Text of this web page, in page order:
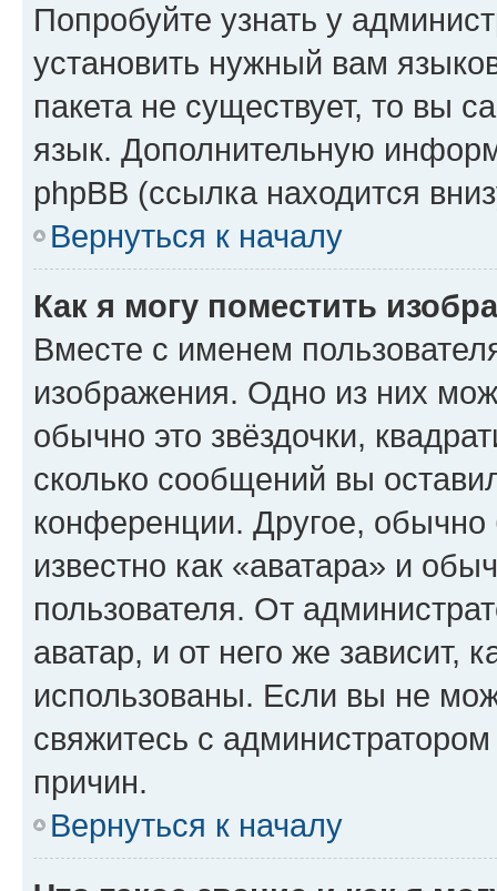
Попробуйте узнать у
установить нужный вам
пакета не существует, то вы
язык. Дополнительную
phpBB (ссылка находится
Вернуться к началу
Как я могу поместить
Вместе с именем
изображения. Одно из них
обычно это звёздочки,
сколько сообщений вы
конференции. Другое,
известно как «аватара» и
пользователя. От
аватар, и от него же зависит,
использованы. Если вы не
свяжитесь с
причин.
Вернуться к началу